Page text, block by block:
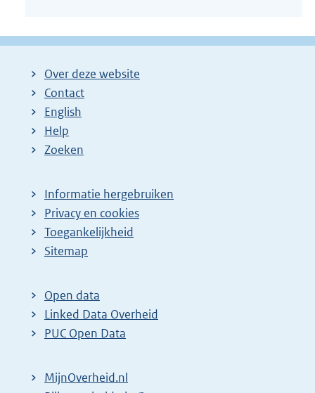
Over deze website
Contact
English
Help
Zoeken
Informatie hergebruiken
Privacy en cookies
Toegankelijkheid
Sitemap
Open data
Linked Data Overheid
PUC Open Data
MijnOverheid.nl